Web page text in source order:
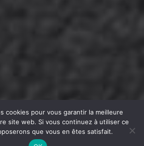
cookies pour vous garantir la meilleure
site web. Si vous continuez à utiliser ce
que vous en êtes satisfait.